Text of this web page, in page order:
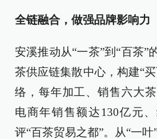
全链融合，做强品牌影响力
安溪推动从“一茶”到“百茶”
茶供应链集散中心，构建“
络，每年加工、销售六大
电商年销售额达130亿元
评“百茶贸易之都”。从“一叶